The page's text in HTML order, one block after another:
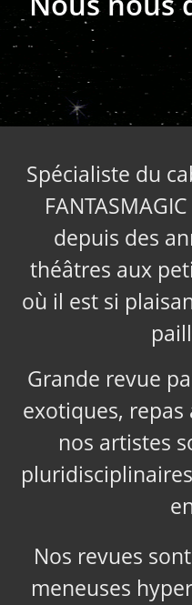
Spécialiste du
depuis des
théâtres aux
où il est si
Grande revue
exotiques, repas
nos artistes
Nos revues
meneuses